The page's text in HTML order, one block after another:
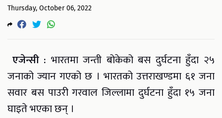
Thursday, October 06, 2022
एजेन्सी : भारतमा जन्ती बोकेको बस दुर्घटना हुँदा २५
जनाको ज्यान गएको छ । भारतको उत्तराखण्डमा ६१ जना
सवार बस पाउरी गरवाल जिल्लामा दुर्घटना हुँदा १५ जना
घाइते भएका छन् ।